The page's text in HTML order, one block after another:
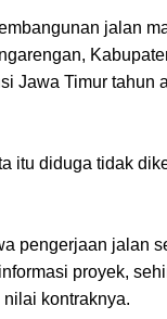
jalan
Jawa Timur tahun
itu diduga tidak
pengerjaan jalan
proyek,
kontraknya.